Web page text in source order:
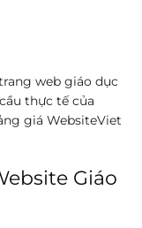
web giáo dục
thực tế của
giá WebsiteViet
Giáo